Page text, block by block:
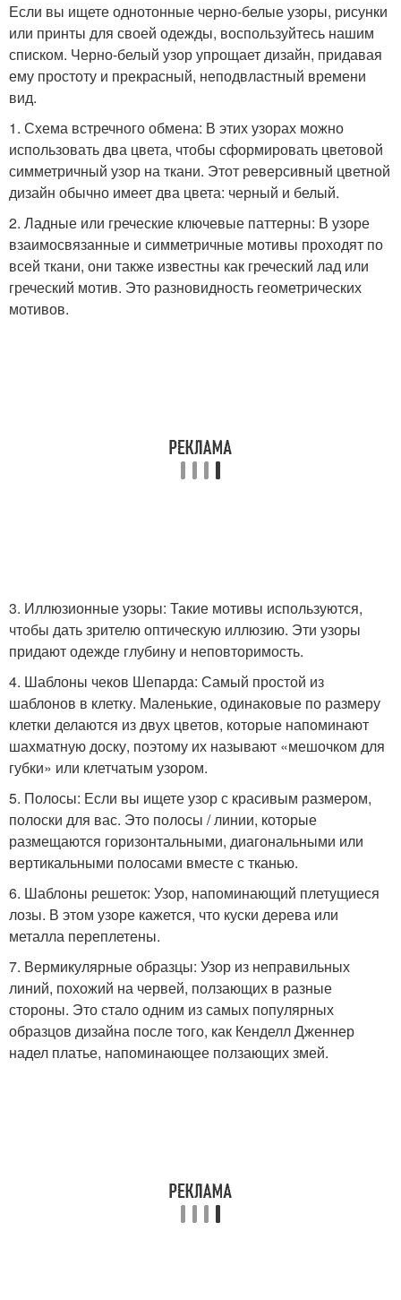
Если вы ищете однотонные черно-белые узоры, рисунки
или принты для своей одежды, воспользуйтесь нашим
списком. Черно-белый узор упрощает дизайн, придавая
ему простоту и прекрасный, неподвластный времени
вид.
1. Схема встречного обмена: В этих узорах можно
использовать два цвета, чтобы сформировать цветовой
симметричный узор на ткани. Этот реверсивный цветной
дизайн обычно имеет два цвета: черный и белый.
2. Ладные или греческие ключевые паттерны: В узоре
взаимосвязанные и симметричные мотивы проходят по
всей ткани, они также известны как греческий лад или
греческий мотив. Это разновидность геометрических
мотивов.
3. Иллюзионные узоры: Такие мотивы используются,
чтобы дать зрителю оптическую иллюзию. Эти узоры
придают одежде глубину и неповторимость.
4. Шаблоны чеков Шепарда: Самый простой из
шаблонов в клетку. Маленькие, одинаковые по размеру
клетки делаются из двух цветов, которые напоминают
шахматную доску, поэтому их называют «мешочком для
губки» или клетчатым узором.
5. Полосы: Если вы ищете узор с красивым размером,
полоски для вас. Это полосы / линии, которые
размещаются горизонтальными, диагональными или
вертикальными полосами вместе с тканью.
6. Шаблоны решеток: Узор, напоминающий плетущиеся
лозы. В этом узоре кажется, что куски дерева или
металла переплетены.
7. Вермикулярные образцы: Узор из неправильных
линий, похожий на червей, ползающих в разные
стороны. Это стало одним из самых популярных
образцов дизайна после того, как Кенделл Дженнер
надел платье, напоминающее ползающих змей.